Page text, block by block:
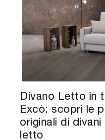
Divano Letto in
Excò: scopri le
originali di
letto